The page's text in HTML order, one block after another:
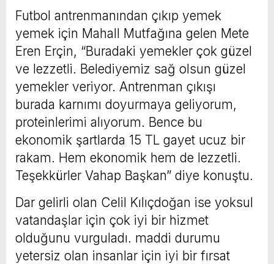
Futbol antrenmanından çıkıp yemek
yemek için Mahall Mutfağına gelen Mete
Eren Erçin, “Buradaki yemekler çok güzel
ve lezzetli. Belediyemiz sağ olsun güzel
yemekler veriyor. Antrenman çıkışı
burada karnımı doyurmaya geliyorum,
proteinlerimi alıyorum. Bence bu
ekonomik şartlarda 15 TL gayet ucuz bir
rakam. Hem ekonomik hem de lezzetli.
Teşekkürler Vahap Başkan” diye konuştu.
Dar gelirli olan Celil Kılıçdoğan ise yoksul
vatandaşlar için çok iyi bir hizmet
olduğunu vurguladı. maddi durumu
yetersiz olan insanlar için iyi bir fırsat